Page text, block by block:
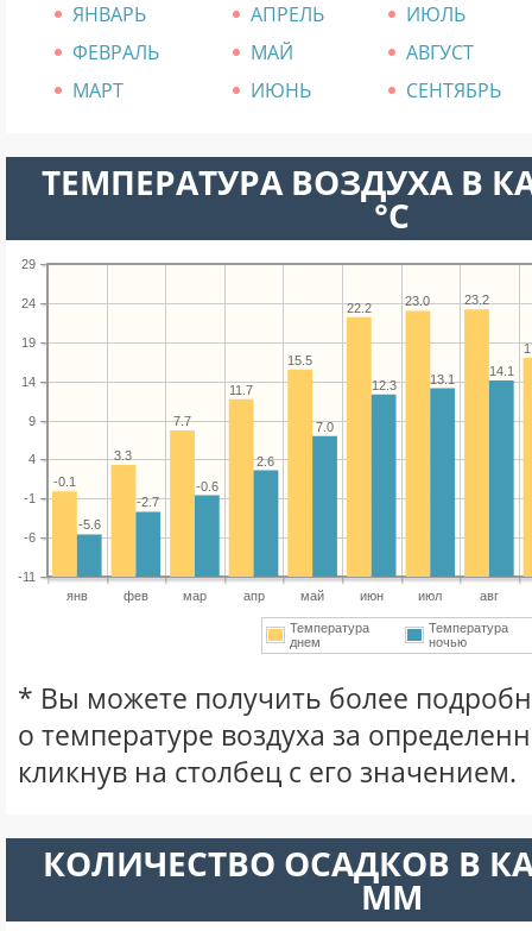
ЯНВАРЬ АПРЕЛЬ
ИЮЛЬ
ФЕВРАЛЬ
МАЙ
АВГУСТ
МАРТ
ИЮНЬ СЕНТЯБРЬ
ТЕМПЕРАТУРА ВОЗДУХА В
°C
янв фев мар апр май июн июл авг
-11
-6
-1
4
9
14
19
24
29
23.2
23.0
22.2
15.5
11.7
7.7
3.3
-0.1
14.1
13.1
12.3
7.0
2.6
-0.6
-2.7
-5.6
Температура
днем
Температура
ночью
* Вы можете получить более
о температуре воздуха за
кликнув на столбец с его значением.
КОЛИЧЕСТВО ОСАДКОВ В
ММ